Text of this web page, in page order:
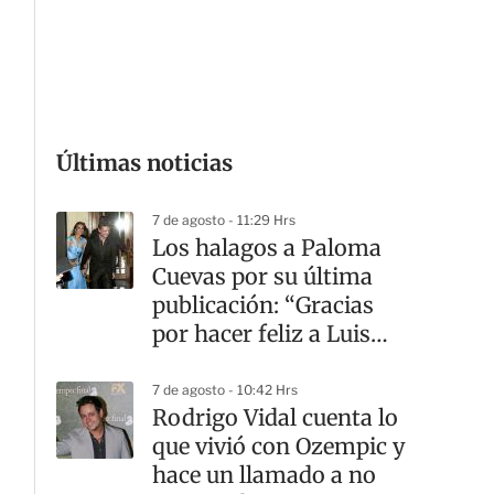
Últimas noticias
7 de agosto - 11:29 Hrs
Los halagos a Paloma
Cuevas por su última
publicación: “Gracias
por hacer feliz a Luis
7 de agosto - 10:42 Hrs
Rodrigo Vidal cuenta lo
que vivió con Ozempic y
hace un llamado a no